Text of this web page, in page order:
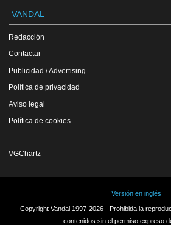
VANDAL
Redacción
Contactar
Publicidad / Advertising
Política de privacidad
Aviso legal
Política de cookies
VGChartz
Versión en inglés
Copyright Vandal 1997-2026 - Prohibida la
contenidos sin el permiso expreso